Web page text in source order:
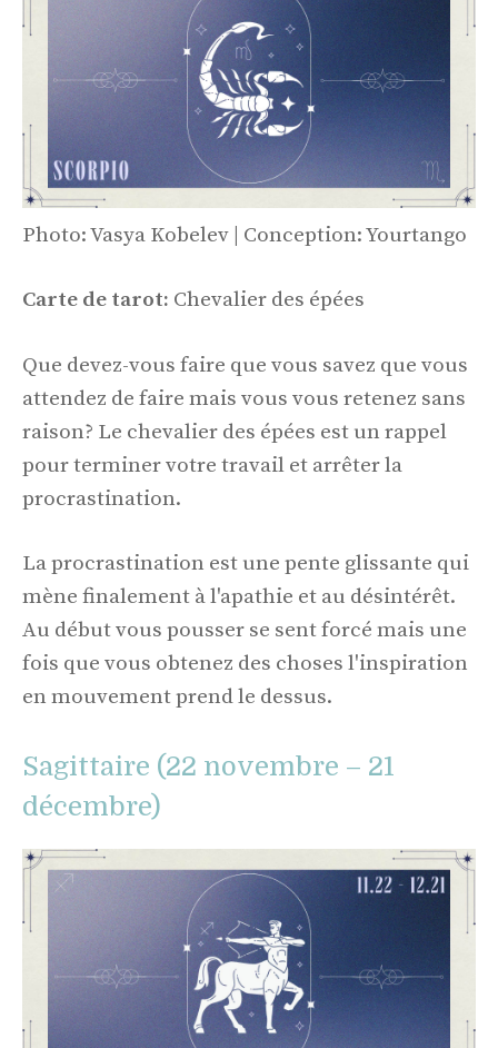
Photo: Vasya Kobelev | Conception: Yourtango
Carte de tarot: Chevalier des épées
Que devez-vous faire que vous savez que vous
attendez de faire mais vous vous retenez sans
raison? Le chevalier des épées est un rappel
pour terminer votre travail et arrêter la
procrastination.
La procrastination est une pente glissante qui
mène finalement à l'apathie et au désintérêt.
Au début vous pousser se sent forcé mais une
fois que vous obtenez des choses l'inspiration
en mouvement prend le dessus.
Sagittaire (22 novembre – 21
décembre)